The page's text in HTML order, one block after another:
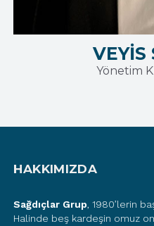
VEYİS
Yönetim
HAKKIMIZDA
Sağdıçlar Grup, 1980’lerin
Halinde beş kardeşin omuz